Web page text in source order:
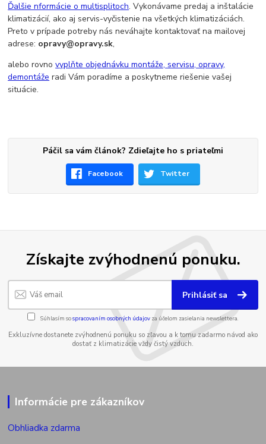
Ďalšie nformácie o multisplitoch. Vykonávame predaj a inštalácie
klimatizácií, ako aj servis-vyčistenie na všetkých klimatizáciách.
Preto v prípade potreby nás neváhajte kontaktovať na mailovej
adrese: opravy@opravy.sk,
alebo rovnovyplňte objednávku montáže, servisu, opravy,
demontáže radi Vám poradíme a poskytneme riešenie vašej
situácie.
Páčil sa vám článok? Zdieľajte ho s priateľmi
Facebook Twitter
Získajte zvýhodnenú ponuku.
Prihlásiť sa
Súhlasím sospracovaním osobných údajov za účelom zasielania newslettera.
Exkluzívne dostanete zvýhodnenú ponuku so zľavou a k tomu zadarmo návod ako
dostať z klimatizácie vždy čistý vzduch.
Informácie pre zákazníkov
Obhliadka zdarma